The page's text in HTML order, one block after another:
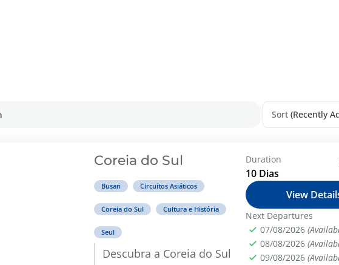
Sort (Recently
Coreia do Sul
Busan Circuitos Asiáticos
Coreia do Sul Cultura e História
Seul
Descubra a Coreia do Sul
Duration
10 Dias
View
Next Departures
07/08/2026
08/08/2026
09/08/2026